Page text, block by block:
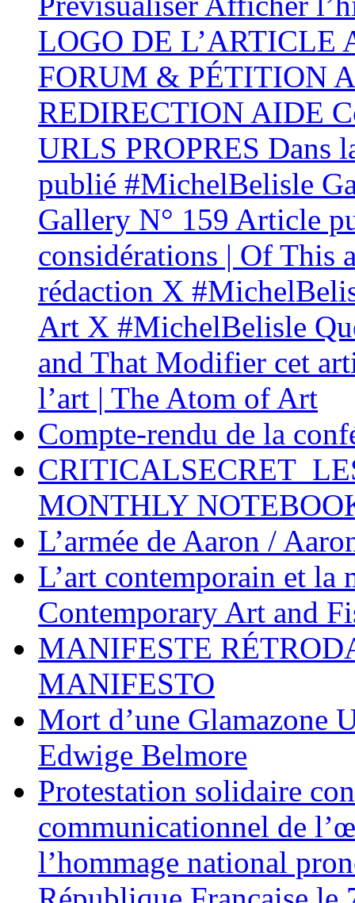
LOGO DE L’ARTICLE
FORUM & PÉTITION
REDIRECTION AIDE
URLS PROPRES Dans
publié #MichelBelisle
Gallery N° 159 Article
considérations | Of This
rédaction X
Art X #MichelBelisle
and That Modifier cet
l’art | The Atom of Art
Compte-rendu de la
MONTHLY
L’armée de Aaron /
L’art contemporain et la
Contemporary Art and
MANIFESTE
MANIFESTO
Mort d’une Glamazone
Edwige Belmore
Protestation solidaire
communicationnel de
l’hommage national